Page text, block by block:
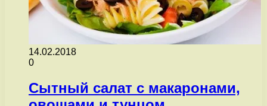
14.02.2018
0
Сытный салат с макаронами,